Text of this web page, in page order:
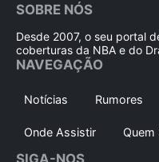
SOBRE NÓS
Desde 2007, o seu portal
coberturas da NBA e do
NAVEGAÇÃO
Notícias Rumores
Onde Assistir Quem